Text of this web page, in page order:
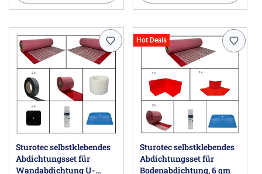
Sturotec selbstklebendes
Abdichtungsset für
Wandabdichtung U-
Hot Deals
Sturotec selbstklebendes
Abdichtungsset für
Bodenabdichtung, 6 qm